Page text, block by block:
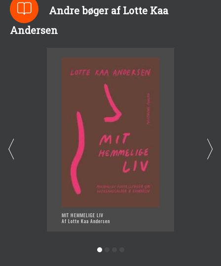
Andre bøger af Lotte Kaa
Andersen
MIT HEMMELIGE LIV
Af Lotte Kaa Andersen